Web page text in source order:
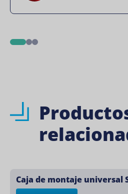
12
Caja de montaje universal